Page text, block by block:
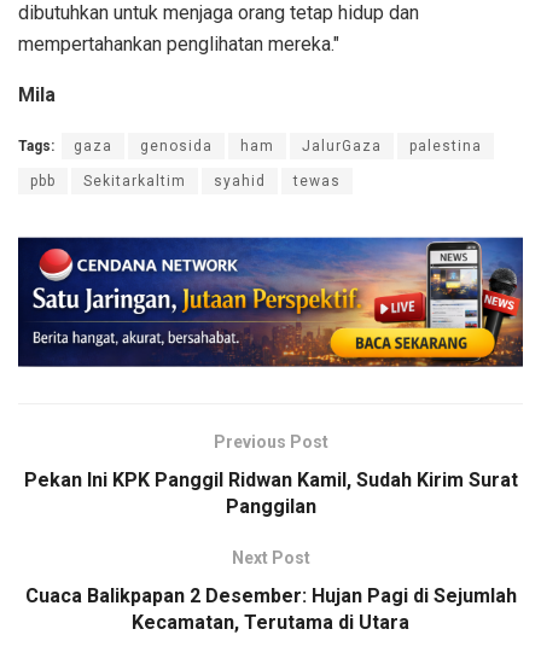
dibutuhkan untuk menjaga orang tetap hidup dan
mempertahankan penglihatan mereka."
Mila
Tags: gaza genosida ham JalurGaza palestina
pbb Sekitarkaltim syahid tewas
Previous Post
Pekan Ini KPK Panggil Ridwan Kamil, Sudah Kirim Surat
Panggilan
Next Post
Cuaca Balikpapan 2 Desember: Hujan Pagi di Sejumlah
Kecamatan, Terutama di Utara